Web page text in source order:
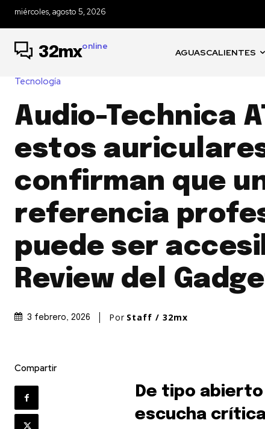
miércoles, agosto 5, 2026
32mxonline
AGUASCALIENTES
Tecnología
Audio-Technica
estos
confirman que
referencia
puede ser
Review del
3 febrero, 2026 Por Staff / 32mx
Compartir
De tipo
escucha